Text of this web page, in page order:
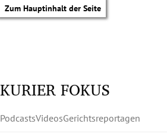
Zum Hauptinhalt der Seite
KURIER FOKUS
PodcastsVideosGerichtsreportagen